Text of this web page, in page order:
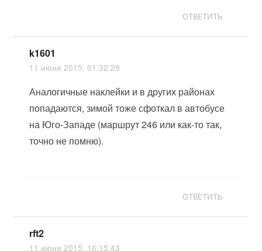
ОТВЕТИТЬ
k1601
11 июня 2015, 01:32:28
Аналогичные наклейки и в других районах
попадаются, зимой тоже сфоткал в автобусе
на Юго-Западе (маршрут 246 или как-то так,
точно не помню).
ОТВЕТИТЬ
rft2
11 июня 2015, 16:15:43